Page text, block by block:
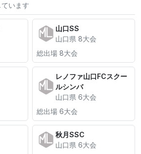
います
山口SS
山口県 8大会
総出場 8大会
レノファ山口FCスクー
ルシンバ
山口県 6大会
総出場 6大会
秋月SSC
山口県 6大会